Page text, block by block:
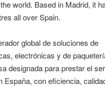
world. Based in Madrid, it
all over Spain.
global de soluciones de
electrónicas y de
designada para prestar el
España, con eficiencia,